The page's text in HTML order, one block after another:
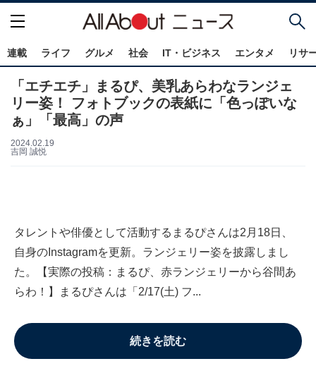
連載 ライフ グルメ 社会 IT・ビジネス エンタメ リサ
「エチエチ」まるぴ、美乳あらわなランジェ
リー姿！ フォトブックの表紙に「色っぽいな
ぁ」「最高」の声
2024.02.19
吉岡 誠悦
タレントや俳優として活動するまるぴさんは2月18日、
自身のInstagramを更新。ランジェリー姿を披露しまし
た。【実際の投稿：まるぴ、赤ランジェリーから谷間あ
らわ！】まるぴさんは「2/17(土) フ...
続きを読む